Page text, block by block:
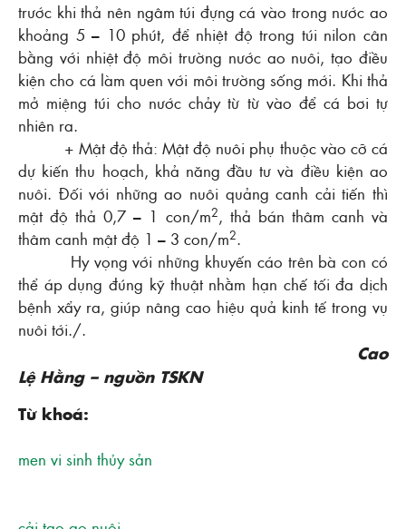
trước khi thả nên ngâm túi đựng cá vào trong nước ao
khoảng 5 – 10 phút, để nhiệt độ trong túi nilon cân
bằng với nhiệt độ môi trường nước ao nuôi, tạo điều
kiện cho cá làm quen với môi trường sống mới. Khi thả
mở miệng túi cho nước chảy từ từ vào để cá bơi tự
nhiên ra.
+ Mật độ thả: Mật độ nuôi phụ thuộc vào cỡ cá
dự kiến thu hoạch, khả năng đầu tư và điều kiện ao
nuôi. Đối với những ao nuôi quảng canh cải tiến thì
mật độ thả 0,7 – 1 con/m2, thả bán thâm canh và
thâm canh mật độ 1 – 3 con/m2.
Hy vọng với những khuyến cáo trên bà con có
thể áp dụng đúng kỹ thuật nhằm hạn chế tối đa dịch
bệnh xẩy ra, giúp nâng cao hiệu quả kinh tế trong vụ
nuôi tới./.
Cao
Lệ Hằng – nguồn TSKN
Từ khoá:
men vi sinh thủy sản